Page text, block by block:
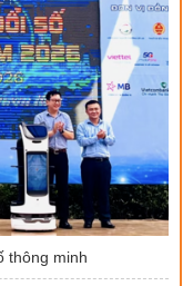
thông minh